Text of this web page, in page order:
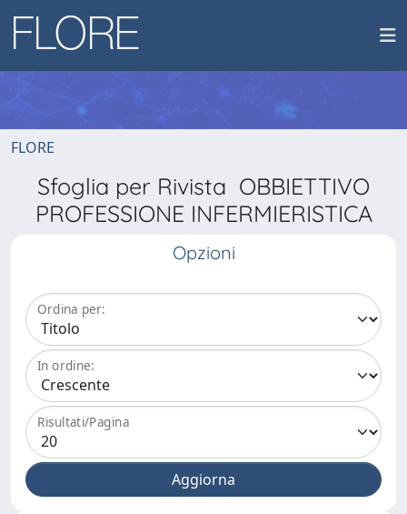
FLORE
Sfoglia per Rivista OBBIETTIVO
PROFESSIONE INFERMIERISTICA
Opzioni
Ordina per:
In ordine:
Risultati/Pagina